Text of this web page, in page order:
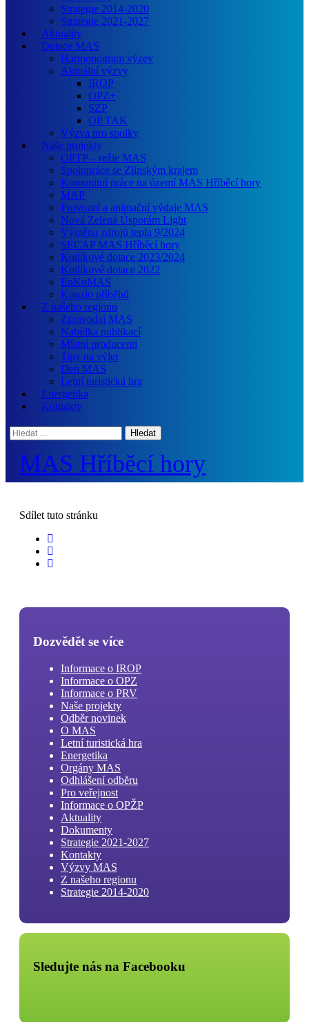
Strategie 2014-2020
Strategie 2021-2027
Aktuality
Dotace MAS
Harmonogram výzev
Aktuální výzvy
IROP
OPZ+
SZP
OP TAK
Výzva pro spolky
Naše projekty
OPTP – režie MAS
Spolupráce se Zlínským krajem
Komunitní práce na území MAS Hříběcí hory
MAP
Provozní a animační výdaje MAS
Nová Zelená Úsporám Light
Výměna zdrojů tepla 9/2024
SECAP MAS Hříběcí hory
Kotlíkové dotace 2023/2024
Kotlíkové dotace 2022
EnKoMAS
Kouzlo příběhů
Z našeho regionu
Zpravodaj MAS
Nabídka publikací
Místní producenti
Tipy na výlet
Den MAS
Letní turistická hra
Energetika
Kontakty
Hledat:
MAS Hříběcí hory
Sdílet tuto stránku
Dozvědět se více
Informace o IROP
Informace o OPZ
Informace o PRV
Naše projekty
Odběr novinek
O MAS
Letní turistická hra
Energetika
Orgány MAS
Odhlášení odběru
Pro veřejnost
Informace o OPŽP
Aktuality
Dokumenty
Strategie 2021-2027
Kontakty
Výzvy MAS
Z našeho regionu
Strategie 2014-2020
Sledujte nás na Facebooku